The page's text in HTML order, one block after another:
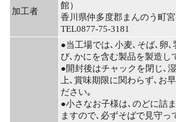
加工者
館）
香川県仲多度郡まんのう町
TEL0877-75-3181
●当工場では､小麦､そば､卵､
び､かにを含む製品を製造し
●開封後はチャックを閉じ､
上､賞味期限に関わらず､お
ださい｡
●小さなお子様は､のどに詰
ますので､必ずそばで見守っ